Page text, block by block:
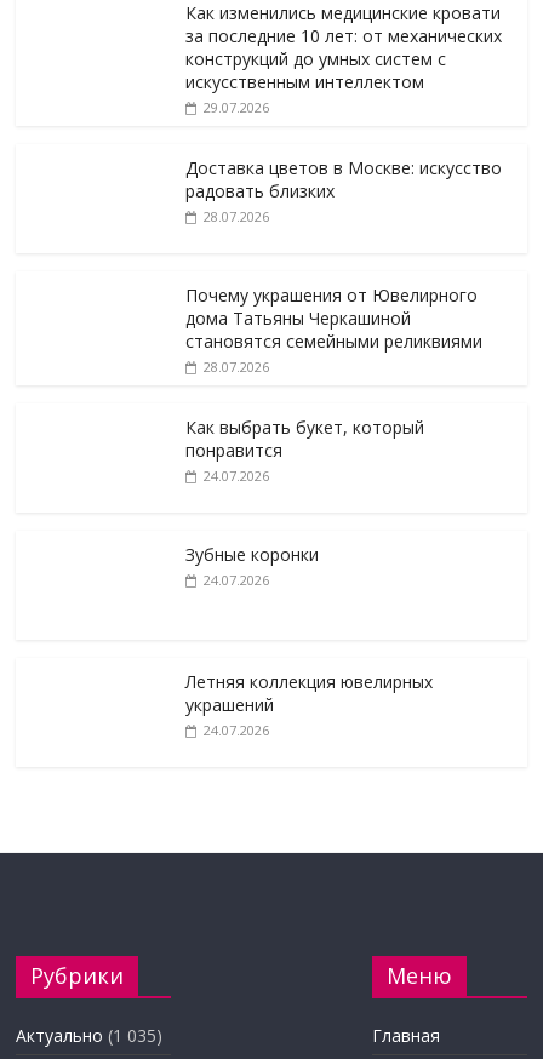
Как изменились медицинские кровати
за последние 10 лет: от механических
конструкций до умных систем с
искусственным интеллектом
29.07.2026
Доставка цветов в Москве: искусство
радовать близких
28.07.2026
Почему украшения от Ювелирного
дома Татьяны Черкашиной
становятся семейными реликвиями
28.07.2026
Как выбрать букет, который
понравится
24.07.2026
Зубные коронки
24.07.2026
Летняя коллекция ювелирных
украшений
24.07.2026
Рубрики
Актуально (1 035)
Меню
Главная